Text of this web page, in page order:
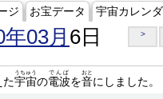
ジ お宝データ 宇宙カレン
03月 6日 >
た宇宙
うちゅう
の電波
でんぱ
を音
おと
にしました。